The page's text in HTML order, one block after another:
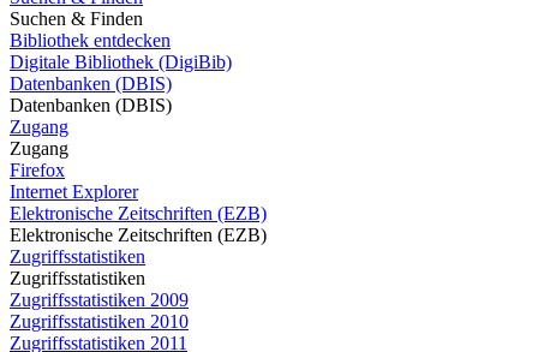
Suchen & Finden
Bibliothek entdecken
Digitale Bibliothek (DigiBib)
Datenbanken (DBIS)
Datenbanken (DBIS)
Zugang
Zugang
Firefox
Internet Explorer
Elektronische Zeitschriften (EZB)
Elektronische Zeitschriften (EZB)
Zugriffsstatistiken
Zugriffsstatistiken
Zugriffsstatistiken 2009
Zugriffsstatistiken 2010
Zugriffsstatistiken 2011